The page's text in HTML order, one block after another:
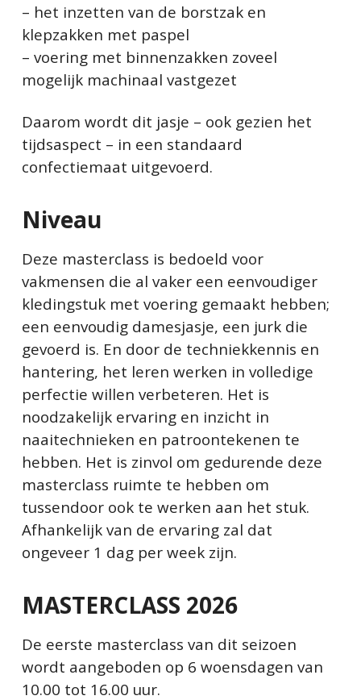
– het inzetten van de borstzak en
klepzakken met paspel
– voering met binnenzakken zoveel
mogelijk machinaal vastgezet
Daarom wordt dit jasje – ook gezien het
tijdsaspect – in een standaard
confectiemaat uitgevoerd.
Niveau
Deze masterclass is bedoeld voor
vakmensen die al vaker een eenvoudiger
kledingstuk met voering gemaakt hebben;
een eenvoudig damesjasje, een jurk die
gevoerd is. En door de techniekkennis en
hantering, het leren werken in volledige
perfectie willen verbeteren. Het is
noodzakelijk ervaring en inzicht in
naaitechnieken en patroontekenen te
hebben. Het is zinvol om gedurende deze
masterclass ruimte te hebben om
tussendoor ook te werken aan het stuk.
Afhankelijk van de ervaring zal dat
ongeveer 1 dag per week zijn.
MASTERCLASS 2026
De eerste masterclass van dit seizoen
wordt aangeboden op 6 woensdagen van
10.00 tot 16.00 uur.